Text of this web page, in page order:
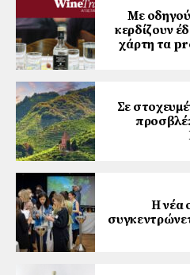
Με
κερδίζουν
χάρτη τα
Σε
Η νέα